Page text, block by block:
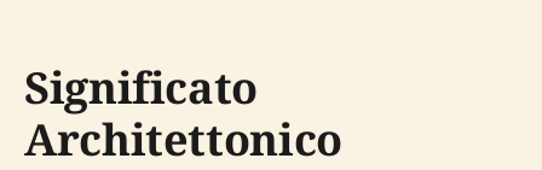
Significato
Architettonico